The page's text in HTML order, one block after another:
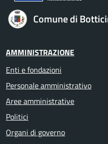
Comune di
AMMINISTRAZIONE
Enti e fondazioni
Personale amministrativo
Aree amministrative
Politici
Organi di governo